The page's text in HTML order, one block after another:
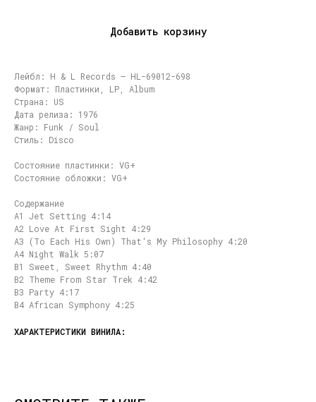
Добавить корзину
Лейбл: H & L Records – HL-69012-698
Формат: Пластинки, LP, Album
Страна: US
Дата релиза: 1976
Жанр: Funk / Soul
Стиль: Disco
Состояние пластинки: VG+
Состояние обложки: VG+
Содержание
A1 Jet Setting 4:14
A2 Love At First Sight 4:29
A3 (To Each His Own) That's My Philosophy 4:20
A4 Night Walk 5:07
B1 Sweet, Sweet Rhythm 4:40
B2 Theme From Star Trek 4:42
B3 Party 4:17
B4 African Symphony 4:25